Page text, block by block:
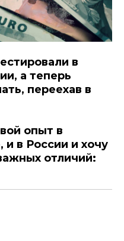
в
а теперь
переехав в
опыт в
и в России и хочу
отличий: